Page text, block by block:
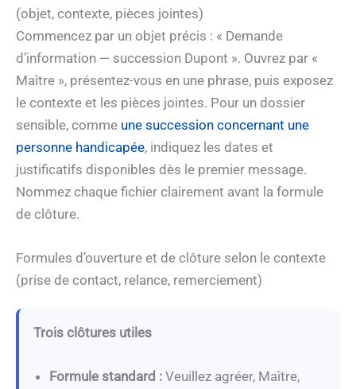
(objet, contexte, pièces jointes)
Commencez par un objet précis : « Demande
d’information — succession Dupont ». Ouvrez par «
Maître », présentez-vous en une phrase, puis exposez
le contexte et les pièces jointes. Pour un dossier
sensible, comme une succession concernant une
personne handicapée, indiquez les dates et
justificatifs disponibles dès le premier message.
Nommez chaque fichier clairement avant la formule
de clôture.
Formules d’ouverture et de clôture selon le contexte
(prise de contact, relance, remerciement)
Trois clôtures utiles
Formule standard : Veuillez agréer, Maître,